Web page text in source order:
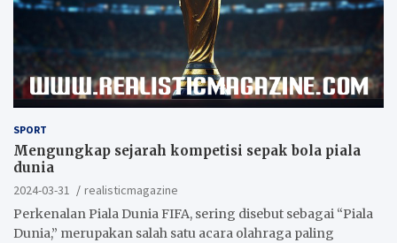
SPORT
Mengungkap sejarah kompetisi sepak bola piala
dunia
2024-03-31
realisticmagazine
Perkenalan Piala Dunia FIFA, sering disebut sebagai “Piala
Dunia,” merupakan salah satu acara olahraga paling